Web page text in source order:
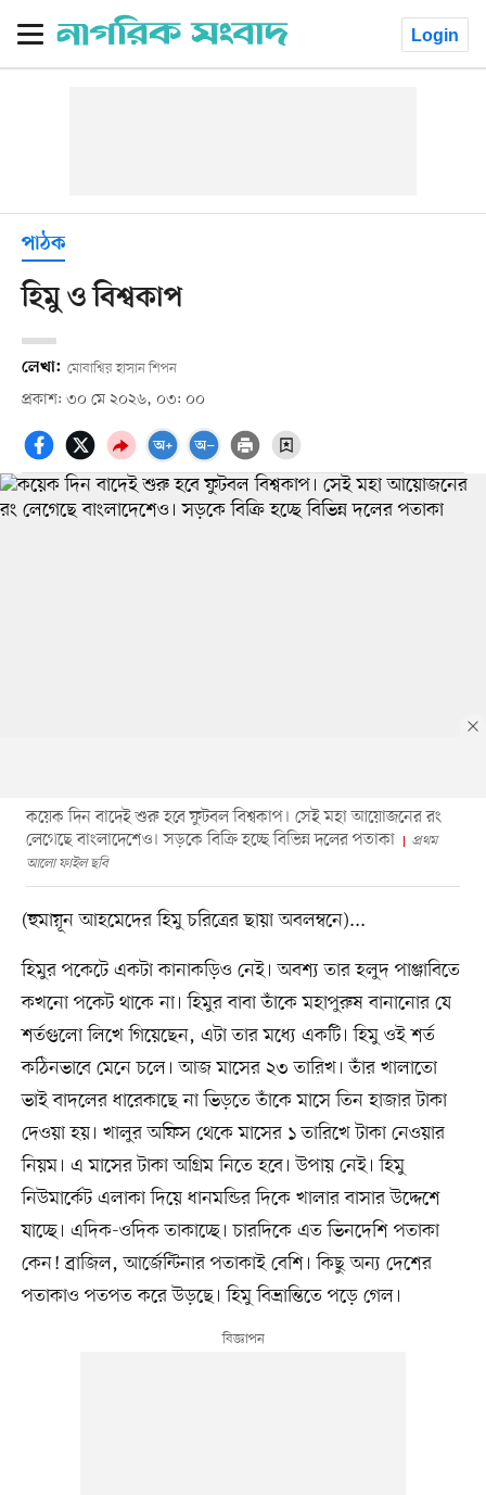
Login
পাঠক
হিমু ও বিশ্বকাপ
লেখা: মোবাশ্বির হাসান শিপন
প্রকাশ: ৩০ মে ২০২৬, ০৩: ০০
কয়েক দিন বাদেই শুরু হবে ফুটবল বিশ্বকাপ। সেই মহা আয়োজনের রং
লেগেছে বাংলাদেশেও। সড়কে বিক্রি হচ্ছে বিভিন্ন দলের পতাকা
প্রথম
আলো ফাইল ছবি
(হুমায়ূন আহমেদের হিমু চরিত্রের ছায়া অবলম্বনে)...
হিমুর পকেটে একটা কানাকড়িও নেই। অবশ্য তার হলুদ পাঞ্জাবিতে
কখনো পকেট থাকে না। হিমুর বাবা তাঁকে মহাপুরুষ বানানোর যে
শর্তগুলো লিখে গিয়েছেন, এটা তার মধ্যে একটি। হিমু ওই শর্ত
কঠিনভাবে মেনে চলে। আজ মাসের ২৩ তারিখ। তাঁর খালাতো
ভাই বাদলের ধারেকাছে না ভিড়তে তাঁকে মাসে তিন হাজার টাকা
দেওয়া হয়। খালুর অফিস থেকে মাসের ১ তারিখে টাকা নেওয়ার
নিয়ম। এ মাসের টাকা অগ্রিম নিতে হবে। উপায় নেই। হিমু
নিউমার্কেট এলাকা দিয়ে ধানমন্ডির দিকে খালার বাসার উদ্দেশে
যাচ্ছে। এদিক-ওদিক তাকাচ্ছে। চারদিকে এত ভিনদেশি পতাকা
কেন! ব্রাজিল, আর্জেন্টিনার পতাকাই বেশি। কিছু অন্য দেশের
পতাকাও পতপত করে উড়ছে। হিমু বিভ্রান্তিতে পড়ে গেল।